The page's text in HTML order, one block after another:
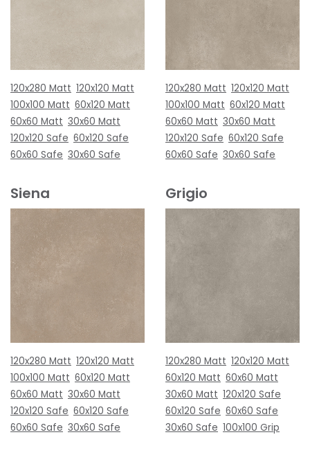
120x280 Matt 120x120 Matt
100x100 Matt 60x120 Matt
60x60 Matt 30x60 Matt
120x120 Safe 60x120 Safe
60x60 Safe 30x60 Safe
120x280 Matt 120x120 Matt
100x100 Matt 60x120 Matt
60x60 Matt 30x60 Matt
120x120 Safe 60x120 Safe
60x60 Safe 30x60 Safe
Siena
120x280 Matt 120x120 Matt
100x100 Matt 60x120 Matt
60x60 Matt 30x60 Matt
120x120 Safe 60x120 Safe
60x60 Safe 30x60 Safe
Grigio
120x280 Matt 120x120 Matt
60x120 Matt 60x60 Matt
30x60 Matt 120x120 Safe
60x120 Safe 60x60 Safe
30x60 Safe 100x100 Grip